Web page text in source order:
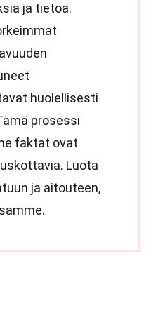
ja tietoa.
huolellisesti
prosessi
faktat ovat
Luota
ja aitouteen,